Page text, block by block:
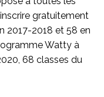
gratuitement
2017-2018 et 58 en
Watty à
68 classes du